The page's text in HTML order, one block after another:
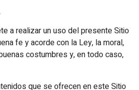
a realizar un uso del presente Sitio
fe y acorde con la Ley, la moral,
costumbres y, en todo caso,
que se ofrecen en este Sitio